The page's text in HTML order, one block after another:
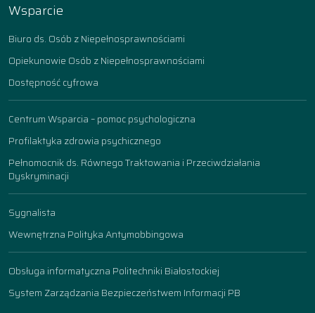
Wsparcie
Biuro ds. Osób z Niepełnosprawnościami
Opiekunowie Osób z Niepełnosprawnościami
Dostępność cyfrowa
Centrum Wsparcia – pomoc psychologiczna
Profilaktyka zdrowia psychicznego
Pełnomocnik ds. Równego Traktowania i Przeciwdziałania
Dyskryminacji
Sygnalista
Wewnętrzna Polityka Antymobbingowa
Obsługa informatyczna Politechniki Białostockiej
System Zarządzania Bezpieczeństwem Informacji PB